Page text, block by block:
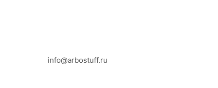
info@arbostuff.ru